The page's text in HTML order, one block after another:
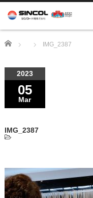
Home IMG_2387
2023
05
Mar
IMG_2387